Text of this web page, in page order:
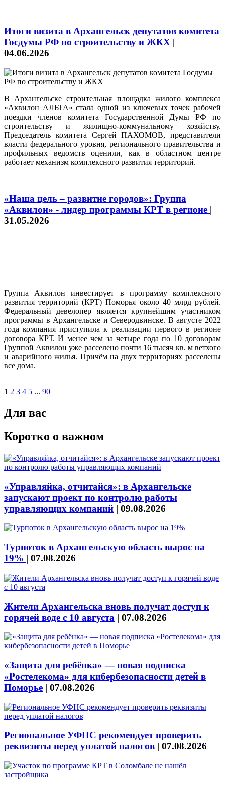
Итоги визита в Архангельск депутатов комитета
Госдумы РФ по строительству и ЖКХ |
04.06.2026
В Архангельске строительная площадка жилого комплекса
«Аквилон АЛЬТА» стала одной из ключевых точек рабочей
поездки членов комитета Государственной Думы РФ по
строительству и жилищно-коммунальному хозяйству.
Председатель комитета Сергей ПАХОМОВ, представители
власти федерального уровня, регионального правительства и
профильных ведомств оценили, как в областном центре
работает механизм комплексного развития территорий.
«Наша цель – развитие городов»: Группа
«Аквилон» - лидер программы КРТ в регионе |
31.05.2026
Группа Аквилон инвестирует в программу комплексного
развития территорий (КРТ) Поморья около 40 млрд рублей.
Федеральный девелопер является крупнейшим участником
программы в Архангельске и Северодвинске. В августе 2022
года компания приступила к реализации первого в регионе
договора КРТ. И менее чем за четыре года по 10 договорам
Группой Аквилон уже расселено почти 16 тысяч кв. м ветхого
и аварийного жилья. Причём на двух территориях расселены
все дома.
1 2 3 4 5 ... 90
Для вас
Коротко о важном
«Управляйка, отчитайся»: в Архангельске
запускают проект по контролю работы
управляющих компаний | 09.08.2026
Турпоток в Архангельскую область вырос на
19% | 07.08.2026
Жители Архангельска вновь получат доступ к
горячей воде с 10 августа | 07.08.2026
«Защита для ребёнка» — новая подписка
«Ростелекома» для кибербезопасности детей в
Поморье | 07.08.2026
Региональное УФНС рекомендует проверить
реквизиты перед уплатой налогов | 07.08.2026